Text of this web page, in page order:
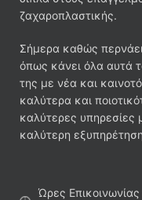
ζαχαροπλαστικής.
Σήμερα καθώς
όπως κάνει όλα αυτά
της με νέα και
καλύτερα και
καλύτερες υπηρεσίες
καλύτερη
Ώρες